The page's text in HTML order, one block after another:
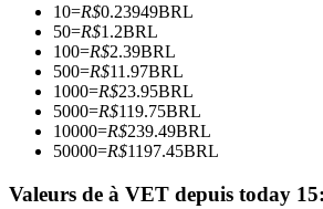
Devenez un trader de copie
Profitez du partage des bénéfices et
10=R$0.23949BRL
50=R$1.2BRL
100=R$2.39BRL
500=R$11.97BRL
1000=R$23.95BRL
5000=R$119.75BRL
10000=R$239.49BRL
50000=R$1197.45BRL
Valeurs de à VET depuis today